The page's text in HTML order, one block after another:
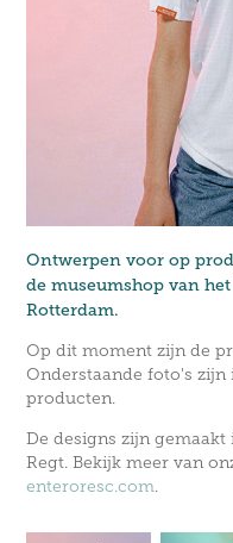
Ontwerpen voor op
de museumshop van
Rotterdam.
Op dit moment zijn de
Onderstaande foto's zijn
producten.
De designs zijn
Regt. Bekijk meer van
enteroresc.com.